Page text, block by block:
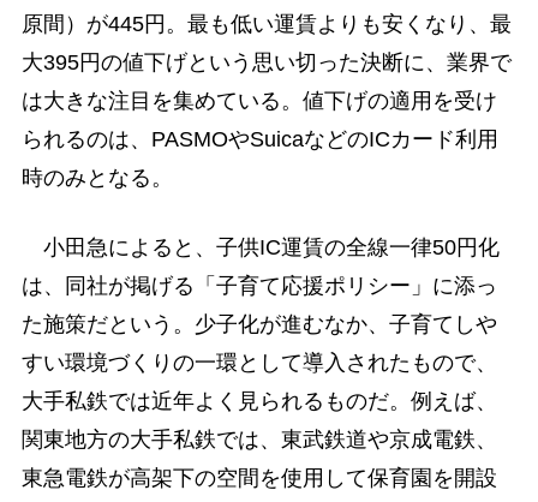
原間）が445円。最も低い運賃よりも安くなり、最
大395円の値下げという思い切った決断に、業界で
は大きな注目を集めている。値下げの適用を受け
られるのは、PASMOやSuicaなどのICカード利用
時のみとなる。
小田急によると、子供IC運賃の全線一律50円化
は、同社が掲げる「子育て応援ポリシー」に添っ
た施策だという。少子化が進むなか、子育てしや
すい環境づくりの一環として導入されたもので、
大手私鉄では近年よく見られるものだ。例えば、
関東地方の大手私鉄では、東武鉄道や京成電鉄、
東急電鉄が高架下の空間を使用して保育園を開設